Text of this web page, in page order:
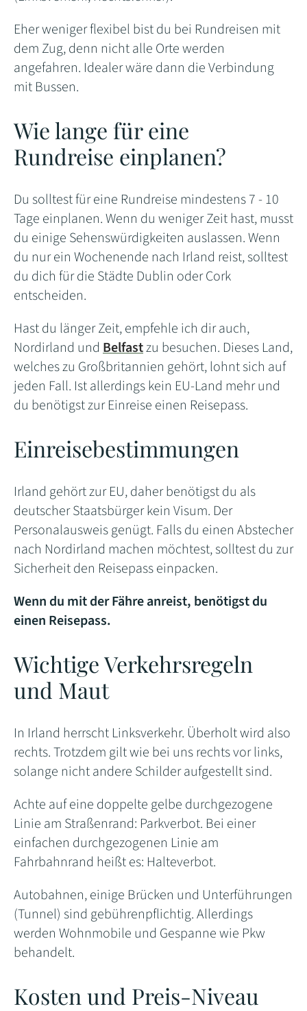
Eher weniger flexibel bist du bei Rundreisen mit
dem Zug, denn nicht alle Orte werden
angefahren. Idealer wäre dann die Verbindung
mit Bussen.
Wie lange für eine
Rundreise einplanen?
Du solltest für eine Rundreise mindestens 7 - 10
Tage einplanen. Wenn du weniger Zeit hast, musst
du einige Sehenswürdigkeiten auslassen. Wenn
du nur ein Wochenende nach Irland reist, solltest
du dich für die Städte Dublin oder Cork
entscheiden.
Hast du länger Zeit, empfehle ich dir auch,
Nordirland und Belfastzu besuchen. Dieses Land,
welches zu Großbritannien gehört, lohnt sich auf
jeden Fall. Ist allerdings kein EU-Land mehr und
du benötigst zur Einreise einen Reisepass.
Einreisebestimmungen
Irland gehört zur EU, daher benötigst du als
deutscher Staatsbürger kein Visum. Der
Personalausweis genügt. Falls du einen Abstecher
nach Nordirland machen möchtest, solltest du zur
Sicherheit den Reisepass einpacken.
Wenn du mit der Fähre anreist, benötigst du
einen Reisepass.
Wichtige Verkehrsregeln
und Maut
In Irland herrscht Linksverkehr. Überholt wird also
rechts. Trotzdem gilt wie bei uns rechts vor links,
solange nicht andere Schilder aufgestellt sind.
Achte auf eine doppelte gelbe durchgezogene
Linie am Straßenrand: Parkverbot. Bei einer
einfachen durchgezogenen Linie am
Fahrbahnrand heißt es: Halteverbot.
Autobahnen, einige Brücken und Unterführungen
(Tunnel) sind gebührenpflichtig. Allerdings
werden Wohnmobile und Gespanne wie Pkw
behandelt.
Kosten und Preis-Niveau